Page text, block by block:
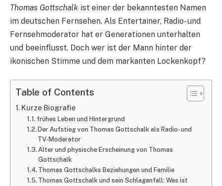
Thomas Gottschalk ist einer der bekanntesten Namen
im deutschen Fernsehen. Als Entertainer, Radio- und
Fernsehmoderator hat er Generationen unterhalten
und beeinflusst. Doch wer ist der Mann hinter der
ikonischen Stimme und dem markanten Lockenkopf?
Table of Contents
Kurze Biografie
frühes Leben und Hintergrund
Der Aufstieg von Thomas Gottschalk als Radio- und
TV-Moderator
Alter und physische Erscheinung von Thomas
Gottschalk
Thomas Gottschalks Beziehungen und Familie
Thomas Gottschalk und sein Schlaganfall: Was ist